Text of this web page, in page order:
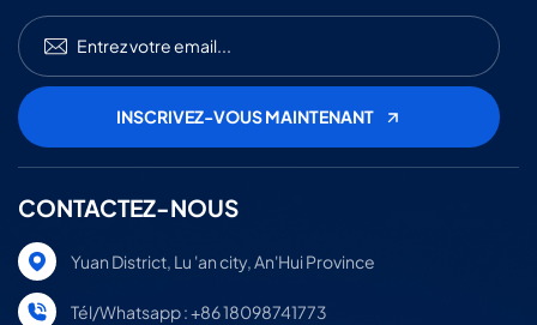
CONTACTEZ-NOUS
Yuan District, Lu 'an city, An'Hui Province
Tél/Whatsapp : +86 18098741773